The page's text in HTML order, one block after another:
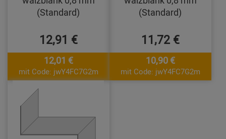
(Standard)
12,91 €
12,01 €
mit Code: jwY4FC7G2m
(Standard)
11,72 €
10,90 €
mit Code: jwY4FC7G2m